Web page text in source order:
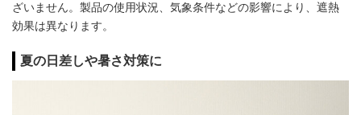
ざいません。製品の使用状況、気象条件などの影響により、遮熱
効果は異なります。
夏の日差しや暑さ対策に